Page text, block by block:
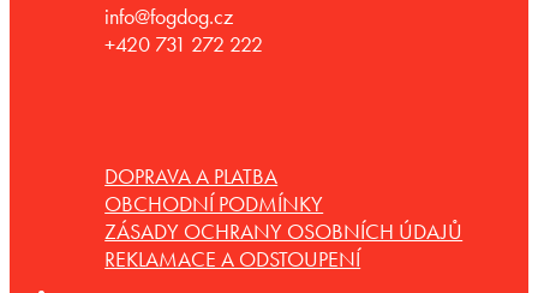
info@fogdog.cz
+420 731 272 222
DOPRAVA A PLATBA
OBCHODNÍ PODMÍNKY
ZÁSADY OCHRANY OSOBNÍCH ÚDAJŮ
REKLAMACE A ODSTOUPENÍ